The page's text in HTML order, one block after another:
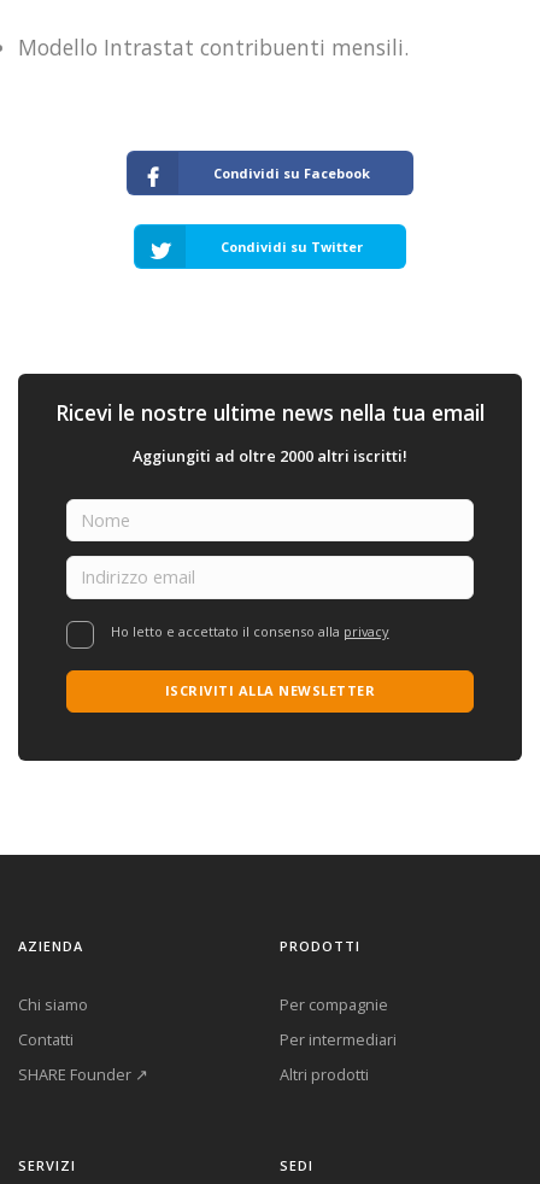
Modello Intrastat contribuenti mensili.
Condividi su Facebook
Condividi su Twitter
Ricevi le nostre ultime news nella tua email
Aggiungiti ad oltre 2000 altri iscritti!
Ho letto e accettato il consenso alla privacy
ISCRIVITI ALLA NEWSLETTER
AZIENDA
Chi siamo
Contatti
SHARE Founder ↗
PRODOTTI
Per compagnie
Per intermediari
Altri prodotti
SERVIZI SEDI